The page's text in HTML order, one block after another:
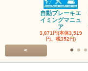
自動ブレーキエ
イミングマニュ
ア
3,871円(本体3,519
円、税352円)
<